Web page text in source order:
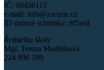
IČ: 60436115
e-mail: info@zscurie.cz
ID datové schránky: 8f5yrit
Ředitelka školy
Mgr. Tereza Martínková
224 890 189